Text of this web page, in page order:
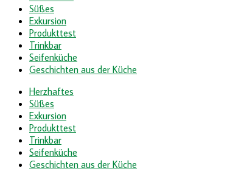
Süßes
Exkursion
Produkttest
Trinkbar
Seifenküche
Geschichten aus der Küche
Herzhaftes
Süßes
Exkursion
Produkttest
Trinkbar
Seifenküche
Geschichten aus der Küche